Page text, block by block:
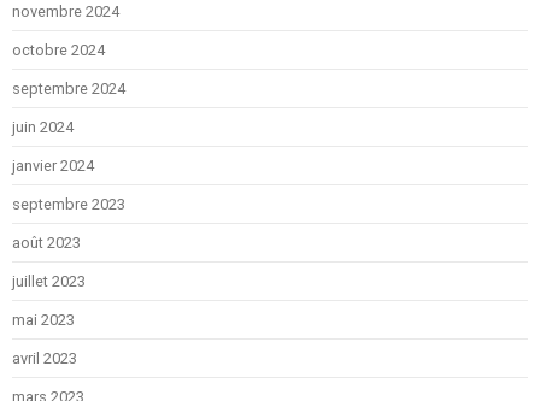
novembre 2024
octobre 2024
septembre 2024
juin 2024
janvier 2024
septembre 2023
août 2023
juillet 2023
mai 2023
avril 2023
mars 2023